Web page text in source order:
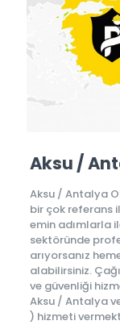
Aksu /
Aksu / Antalya
bir çok referans
emin adımlarla
sektöründe
arıyorsanız
alabilirsiniz.
ve güvenliği
Aksu / Antalya
) hizmeti